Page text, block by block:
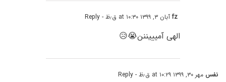
fzآبان ۳, ۱۳۹۹ at ۱۰:۳۰ ق٫ظ - Reply
الهی آمیییننن😭😥
نفس مهر ۳۰, ۱۳۹۹ at ۱۰:۲۹ ق٫ظ - Reply